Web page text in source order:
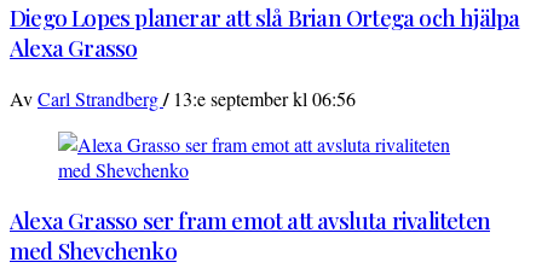
Diego Lopes planerar att slå Brian Ortega och hjälpa
Alexa Grasso
AvCarl Strandberg/ 13:e september kl 06:56
Alexa Grasso ser fram emot att avsluta rivaliteten
med Shevchenko